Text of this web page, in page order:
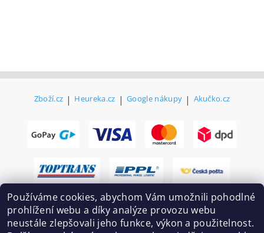
Zboží.cz | Heureka.cz | Google nákupy | Akučko.cz
Používáme cookies, abychom Vám umožnili pohodlné
prohlížení webu a díky analýze provozu webu
neustále zlepšovali jeho funkce, výkon a použitelnost.